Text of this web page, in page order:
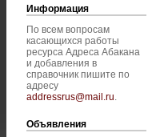
Информация
По всем вопросам
касающихся работы
ресурса Адреса Абакана
и добавления в
справочник пишите по
адресу
addressrus@mail.ru.
Объявления